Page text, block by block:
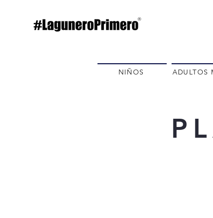
NIÑOS ADULTOS